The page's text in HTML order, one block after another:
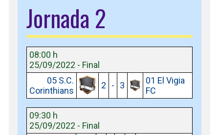
Jornada 2
08:00 h
25/09/2022 - Final
05 S.C.
Corinthians
2 - 3
01 El Vigia
FC
09:30 h
25/09/2022 - Final